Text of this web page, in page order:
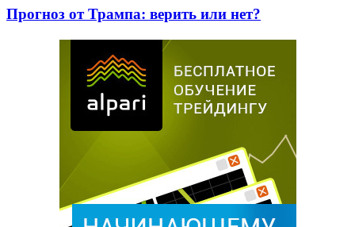
Прогноз от Трампа: верить или нет?